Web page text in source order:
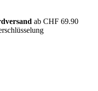
ab CHF 69.90